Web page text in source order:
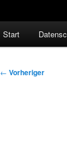
Start
Beitragsnavigation
← Vorheriger